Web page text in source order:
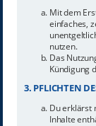
Mit dem
einfaches,
nutzen.
Das
Kündigung
3. PFLICHTEN
Du erklärst
Inhalte